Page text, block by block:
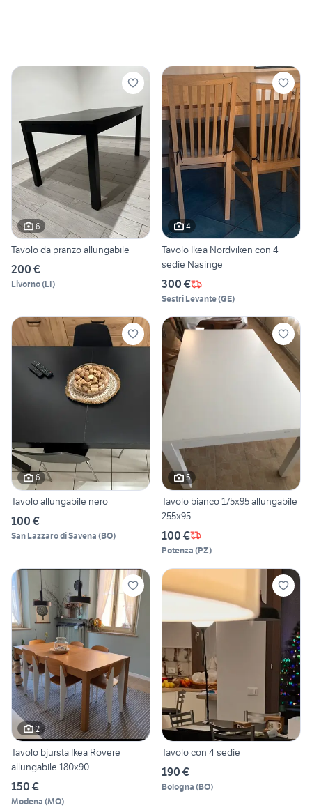
6
Tavolo da pranzo allungabile
200 €
Livorno(LI)
4
Tavolo Ikea Nordviken con 4
sedie Nasinge
300 €
Sestri Levante(GE)
6
Tavolo allungabile nero
100 €
San Lazzaro di Savena (BO)
5
Tavolo bianco 175x95 allungabile
255x95
100 €
Potenza (PZ)
2
Tavolo bjursta Ikea Rovere
allungabile 180x90
150 €
Modena (MO)
Tavolo con 4 sedie
190 €
Bologna (BO)